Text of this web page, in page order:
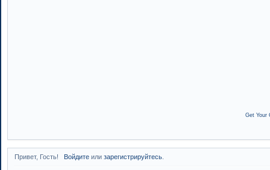
Get Your
Привет, Гость! Войдитеили зарегистрируйтесь.